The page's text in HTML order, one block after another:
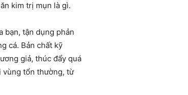
kim trị mụn là gì.
bạn, tận dụng phản
cá. Bản chất kỹ
giả, thúc đẩy quá
vùng tổn thường, từ